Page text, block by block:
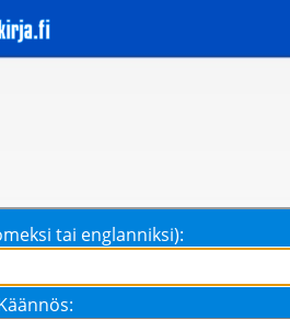
tai englanniksi):